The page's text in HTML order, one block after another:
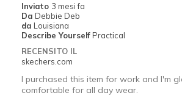
Inviato 3 mesi fa
Da Debbie Deb
da Louisiana
Describe Yourself Practical
RECENSITO IL
skechers.com
I purchased this item for work and I'm
comfortable for all day wear.